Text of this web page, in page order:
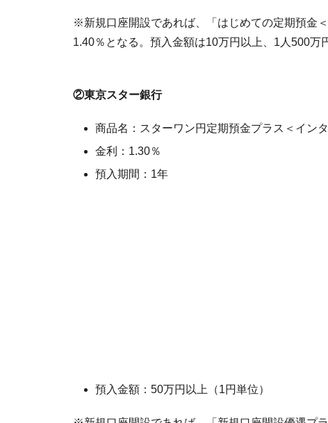
※新規口座開設であれば、「はじめての定期預金
1.40％となる。預入金額は10万円以上、1人500万
②東京スター銀行
商品名：スターワン円定期預金プラス＜イン
金利：1.30％
預入期間：1年
預入金額：50万円以上（1円単位）